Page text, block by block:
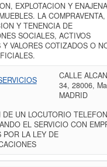
EXPLOTACION Y
LA COMPRAVENTA,
Y TENENCIA DE
SOCIALES, ACTIVOS
VALORES COTIZADOS O
CALLE
34, 28006,
MADRID
DE UN LOCUTORIO
EL SERVICIO CON
POR LA LEY DE